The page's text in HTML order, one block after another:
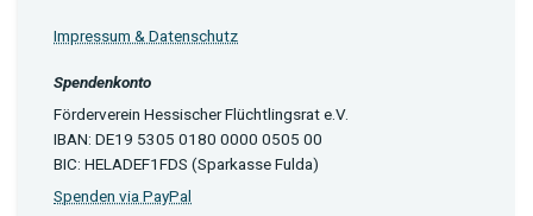
Impressum & Datenschutz
Spendenkonto
Förderverein Hessischer Flüchtlingsrat e.V.
IBAN: DE19 5305 0180 0000 0505 00
BIC: HELADEF1FDS (Sparkasse Fulda)
Spenden via PayPal